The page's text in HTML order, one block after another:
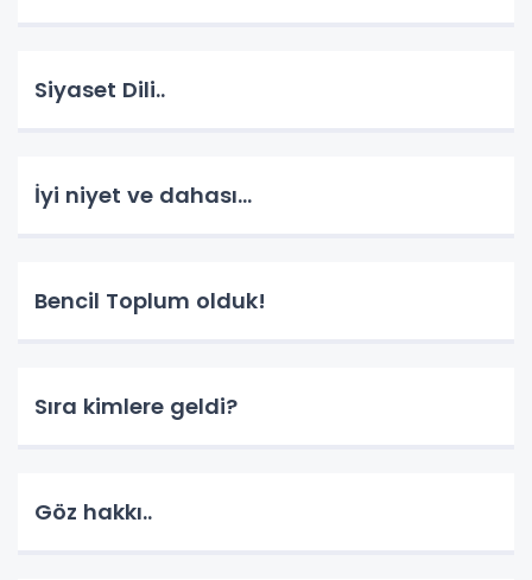
Siyaset Dili..
İyi niyet ve dahası...
Bencil Toplum olduk!
Sıra kimlere geldi?
Göz hakkı..